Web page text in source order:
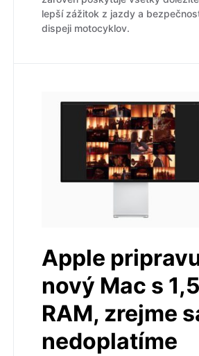
lepší zážitok z jazdy a
dispeji motocyklov.
Apple
nový Mac s
RAM, zrejme
nedoplatíme